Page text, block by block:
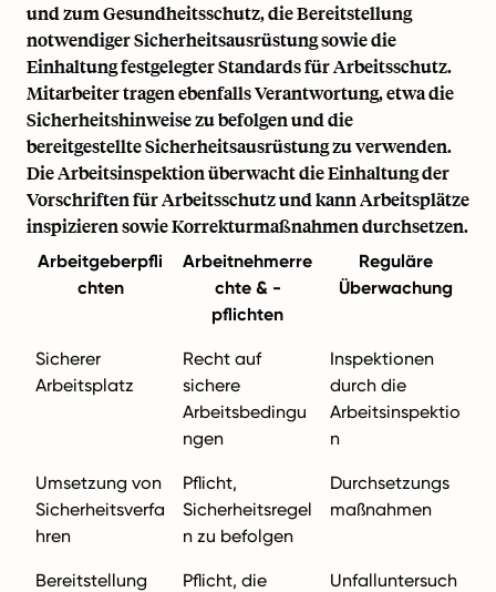
und zum Gesundheitsschutz, die Bereitstellung
notwendiger Sicherheitsausrüstung sowie die
Einhaltung festgelegter Standards für Arbeitsschutz.
Mitarbeiter tragen ebenfalls Verantwortung, etwa die
Sicherheitshinweise zu befolgen und die
bereitgestellte Sicherheitsausrüstung zu verwenden.
Die Arbeitsinspektion überwacht die Einhaltung der
Vorschriften für Arbeitsschutz und kann Arbeitsplätze
inspizieren sowie Korrekturmaßnahmen durchsetzen.
Arbeitgeberpfli
chten
Arbeitnehmerre
chte & -
pflichten
Reguläre
Überwachung
Sicherer
Arbeitsplatz
Recht auf
sichere
Arbeitsbedingu
ngen
Inspektionen
durch die
Arbeitsinspektio
n
Umsetzung von
Sicherheitsverfa
hren
Pflicht,
Sicherheitsregel
n zu befolgen
Durchsetzungs
maßnahmen
Bereitstellung
Pflicht, die
Unfalluntersuch